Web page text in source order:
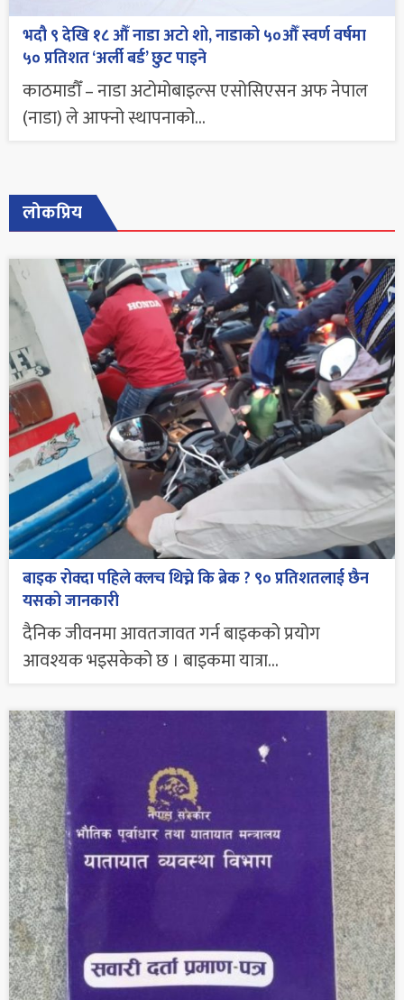
भदौ ९ देखि १८ औँ नाडा अटो शो, नाडाको ५०औँ स्वर्ण वर्षमा
५० प्रतिशत ‘अर्ली बर्ड’ छुट पाइने
काठमाडौँ – नाडा अटोमोबाइल्स एसोसिएसन अफ नेपाल
(नाडा) ले आफ्नो स्थापनाको...
लोकप्रिय
बाइक रोक्दा पहिले क्लच थिच्ने कि ब्रेक ? ९० प्रतिशतलाई छैन
यसको जानकारी
दैनिक जीवनमा आवतजावत गर्न बाइकको प्रयोग
आवश्यक भइसकेको छ । बाइकमा यात्रा...